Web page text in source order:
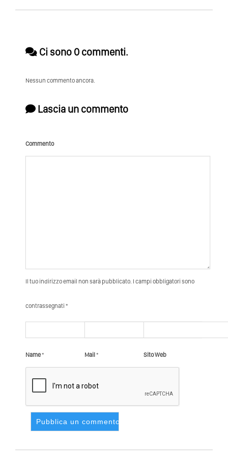
Ci sono 0 commenti.
Nessun commento ancora.
Lascia un commento
Commento
Il tuo indirizzo email non sarà pubblicato. I campi obbligatori sono
contrassegnati *
Name* Mail * Sito Web